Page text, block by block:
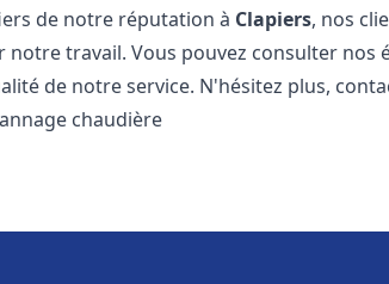
de notre réputation à Clapiers, nos
notre travail. Vous pouvez consulter nos
de notre service. N'hésitez plus,
chaudière